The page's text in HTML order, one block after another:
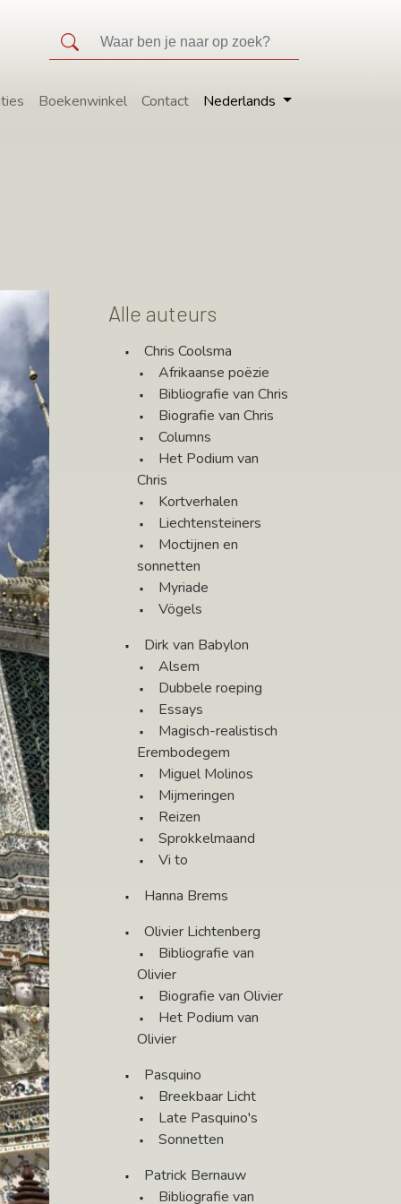
Boekenwinkel Contact Nederlands
Alle auteurs
Chris Coolsma
Afrikaanse poëzie
Bibliografie van Chris
Biografie van Chris
Columns
Het Podium van
Chris
Kortverhalen
Liechtensteiners
Moctijnen en
sonnetten
Myriade
Vögels
Dirk van Babylon
Alsem
Dubbele roeping
Essays
Magisch-realistisch
Erembodegem
Miguel Molinos
Mijmeringen
Reizen
Sprokkelmaand
Vi to
Hanna Brems
Olivier Lichtenberg
Bibliografie van
Olivier
Biografie van Olivier
Het Podium van
Olivier
Pasquino
Breekbaar Licht
Late Pasquino's
Sonnetten
Patrick Bernauw
Bibliografie van